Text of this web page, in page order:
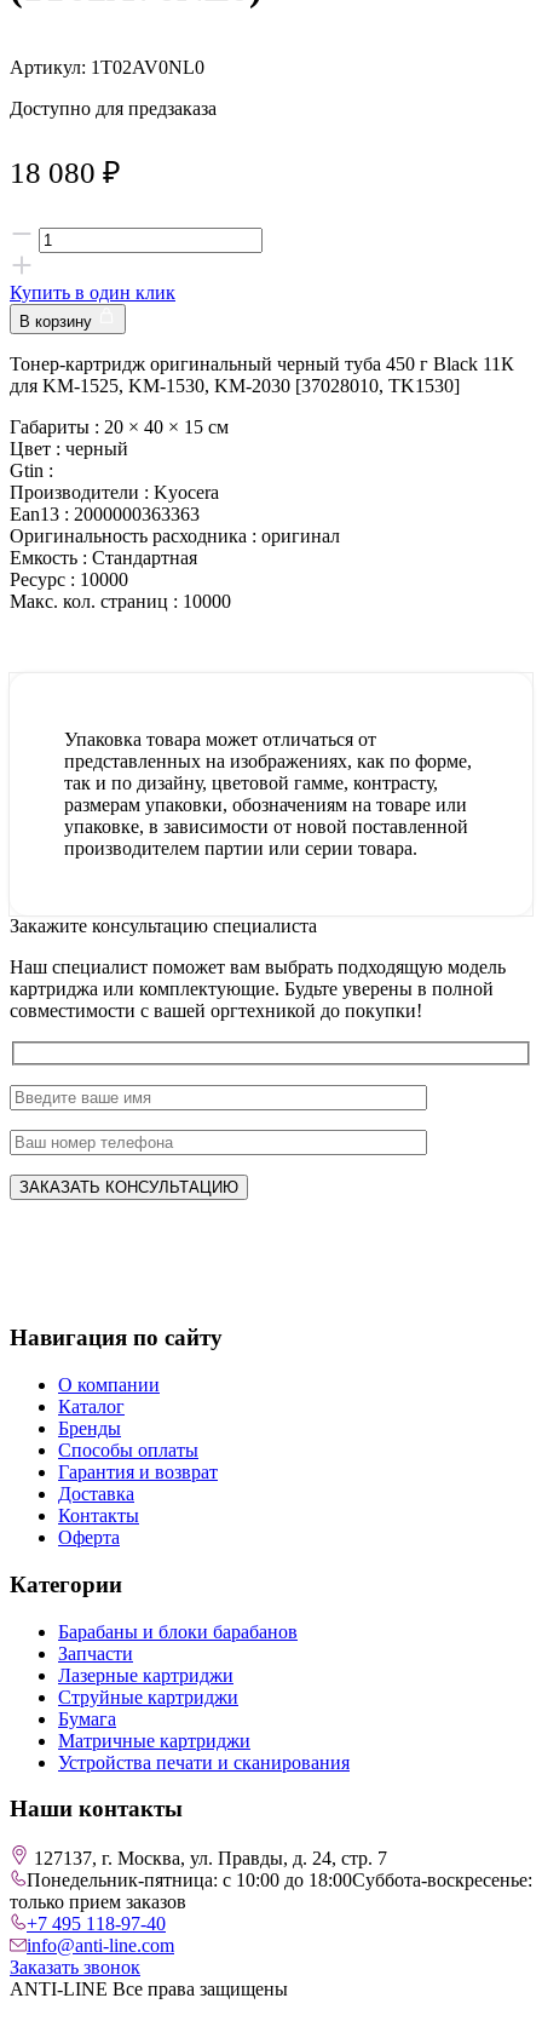
Артикул: 1T02AV0NL0
Доступно для предзаказа
18 080 ₽
Купить в один клик
В корзину
Тонер-картридж оригинальный черный туба 450 г Black 11К
для KM-1525, KM-1530, KM-2030 [37028010, TK1530]
Габариты : 20 × 40 × 15 см
Цвет : черный
Gtin :
Производители : Kyocera
Ean13 : 2000000363363
Оригинальность расходника : оригинал
Емкость : Стандартная
Ресурс : 10000
Макс. кол. страниц : 10000
Упаковка товара может отличаться от
представленных на изображениях, как по форме,
так и по дизайну, цветовой гамме, контрасту,
размерам упаковки, обозначениям на товаре или
упаковке, в зависимости от новой поставленной
производителем партии или серии товара.
Закажите консультацию специалиста
Наш специалист поможет вам выбрать подходящую модель
картриджа или комплектующие. Будьте уверены в полной
совместимости с вашей оргтехникой до покупки!
Навигация по сайту
О компании
Каталог
Бренды
Способы оплаты
Гарантия и возврат
Доставка
Контакты
Оферта
Категории
Барабаны и блоки барабанов
Запчасти
Лазерные картриджи
Струйные картриджи
Бумага
Матричные картриджи
Устройства печати и сканирования
Наши контакты
127137, г. Москва, ул. Правды, д. 24, стр. 7
Понедельник-пятница: с 10:00 до 18:00Суббота-воскресенье:
только прием заказов
+7 495 118-97-40
info@anti-line.com
Заказать звонок
ANTI-LINE Все права защищены